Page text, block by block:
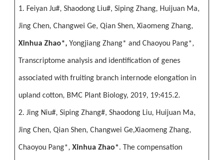
1. Feiyan Ju#, Shaodong Liu#, Siping Zhang, Huijuan Ma,
Jing Chen, Changwei Ge, Qian Shen, Xiaomeng Zhang,
Xinhua Zhao*,Yongjiang Zhang* and Chaoyou Pang*,
Transcriptome analysis and identification of genes
associated with fruiting branch internode elongation in
upland cotton, BMC Plant Biology, 2019, 19:415.2.
2. Jing Niu#, Siping Zhang#, Shaodong Liu, Huijuan Ma,
Jing Chen, Qian Shen, Changwei Ge,Xiaomeng Zhang,
Chaoyou Pang*, Xinhua Zhao*. The compensation